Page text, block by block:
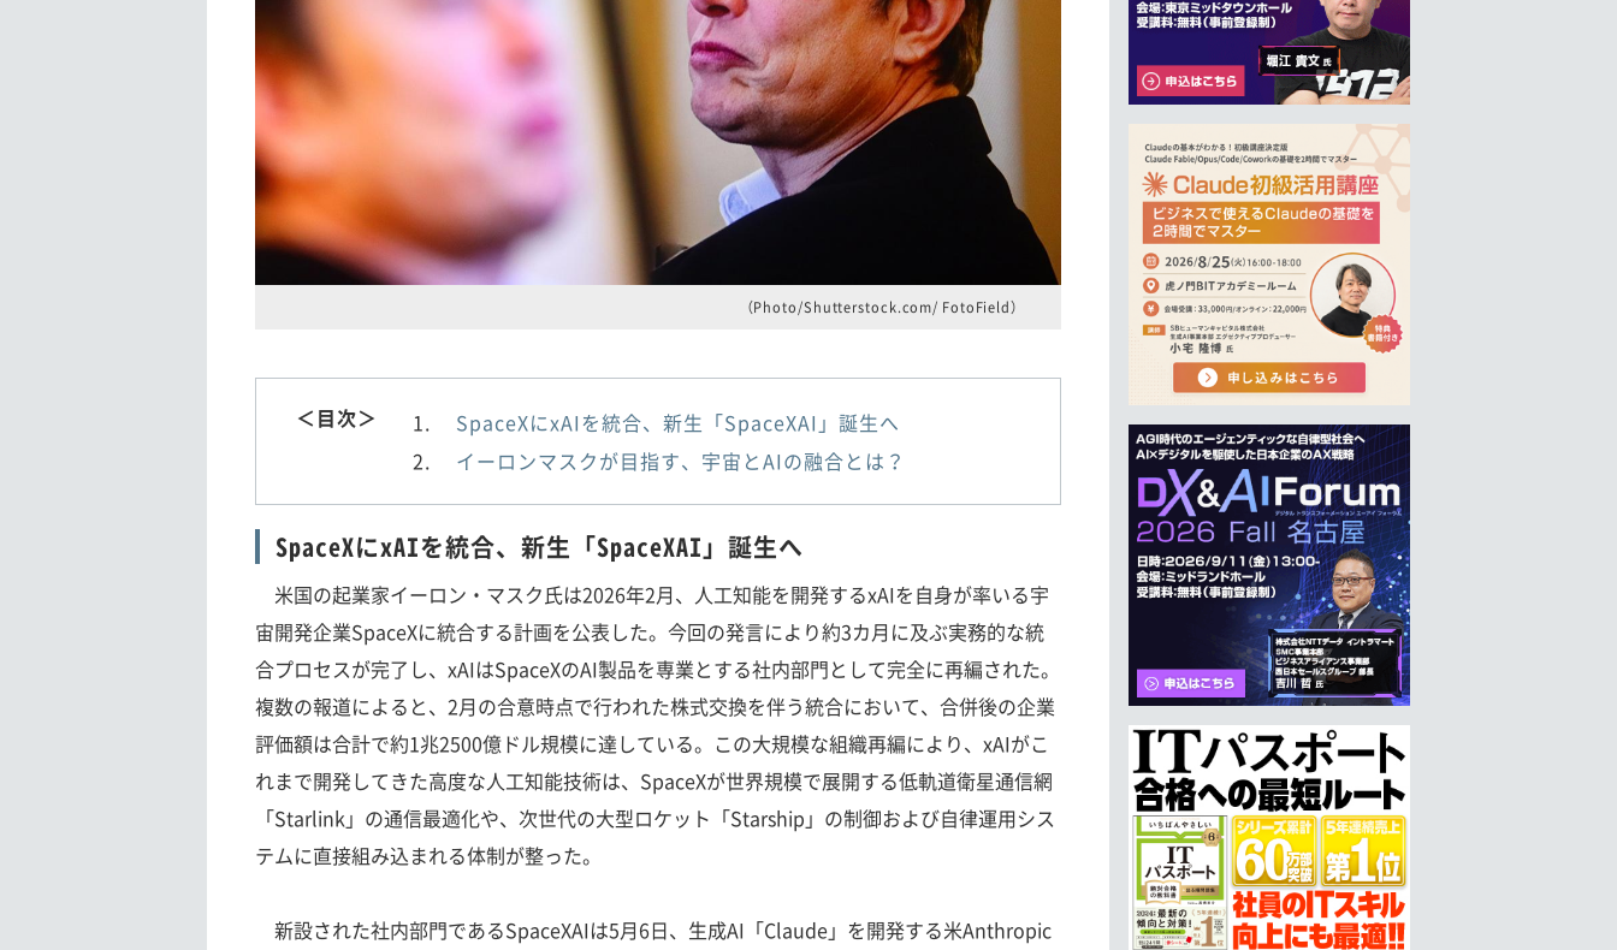
（Photo/Shutterstock.com/ FotoField）
＜目次＞
SpaceXにxAIを統合、新生「SpaceXAI」誕生へ
イーロンマスクが目指す、宇宙とAIの融合とは？
SpaceXにxAIを統合、新生「SpaceXAI」誕生へ
米国の起業家イーロン・マスク氏は2026年2月、人工知能を開発するxAIを自身が率いる宇
宙開発企業SpaceXに統合する計画を公表した。今回の発言により約3カ月に及ぶ実務的な統
合プロセスが完了し、xAIはSpaceXのAI製品を専業とする社内部門として完全に再編された。
複数の報道によると、2月の合意時点で行われた株式交換を伴う統合において、合併後の企業
評価額は合計で約1兆2500億ドル規模に達している。この大規模な組織再編により、xAIがこ
れまで開発してきた高度な人工知能技術は、SpaceXが世界規模で展開する低軌道衛星通信網
「Starlink」の通信最適化や、次世代の大型ロケット「Starship」の制御および自律運用シス
テムに直接組み込まれる体制が整った。
新設された社内部門であるSpaceXAIは5月6日、生成AI「Claude」を開発する米Anthropic